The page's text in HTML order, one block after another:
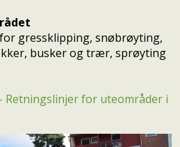
gressklipping, snøbrøyting,
busker og trær, sprøyting
Retningslinjer for uteområder i